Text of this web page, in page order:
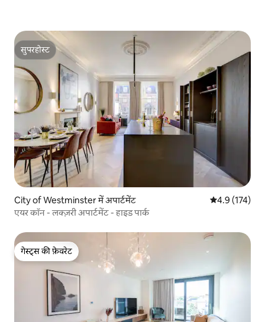
सुपरहोस्ट
सुपरहोस्ट
City of Westminster में अपार्टमेंट औसत रेटिंग 5 में
4.9 (174)
एयर कॉन - लक्ज़री अपार्टमेंट - हाइड पार्क
गेस्ट्स की फ़ेवरेट
गेस्ट्स की फ़ेवरेट